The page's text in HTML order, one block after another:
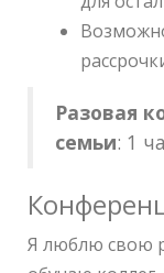
Разовая
семьи: 1
Я люблю свою